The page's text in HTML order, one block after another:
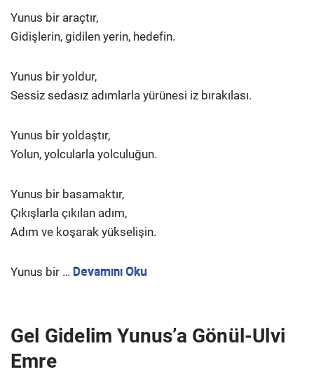
Yunus bir araçtır,
Gidişlerin, gidilen yerin, hedefin.
Yunus bir yoldur,
Sessiz sedasız adımlarla yürünesi iz bırakılası.
Yunus bir yoldaştır,
Yolun, yolcularla yolculuğun.
Yunus bir basamaktır,
Çıkışlarla çıkılan adım,
Adım ve koşarak yükselişin.
Yunus bir … Devamını Oku
Gel Gidelim Yunus’a Gönül-Ulvi
Emre